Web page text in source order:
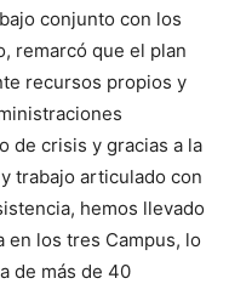
conjunto con los
remarcó que el plan
recursos propios y
de crisis y gracias a la
trabajo articulado con
hemos llevado
los tres Campus, lo
de más de 40